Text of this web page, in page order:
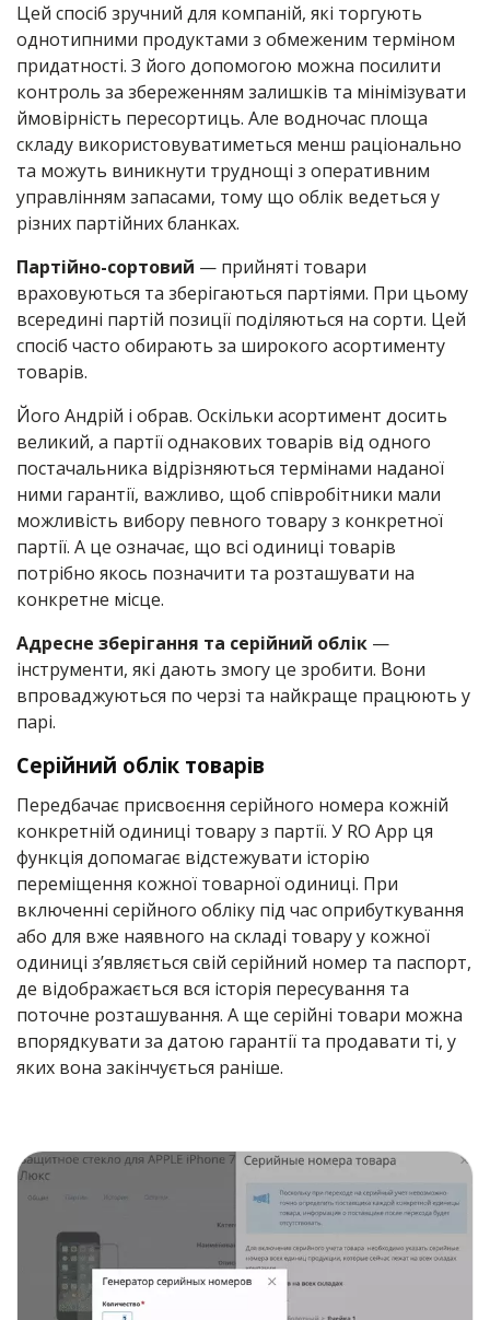
Цей спосіб зручний для компаній, які торгують
однотипними продуктами з обмеженим терміном
придатності. З його допомогою можна посилити
контроль за збереженням залишків та мінімізувати
ймовірність пересортиць. Але водночас площа
складу використовуватиметься менш раціонально
та можуть виникнути труднощі з оперативним
управлінням запасами, тому що облік ведеться у
різних партійних бланках.
Партійно-сортовий — прийняті товари
враховуються та зберігаються партіями. При цьому
всередині партій позиції поділяються на сорти. Цей
спосіб часто обирають за широкого асортименту
товарів.
Його Андрій і обрав. Оскільки асортимент досить
великий, а партії однакових товарів від одного
постачальника відрізняються термінами наданої
ними гарантії, важливо, щоб співробітники мали
можливість вибору певного товару з конкретної
партії. А це означає, що всі одиниці товарів
потрібно якось позначити та розташувати на
конкретне місце.
Адресне зберігання та серійний облік —
інструменти, які дають змогу це зробити. Вони
впроваджуються по черзі та найкраще працюють у
парі.
Серійний облік товарів
Передбачає присвоєння серійного номера кожній
конкретній одиниці товару з партії. У RO App ця
функція допомагає відстежувати історію
переміщення кожної товарної одиниці. При
включенні серійного обліку під час оприбуткування
або для вже наявного на складі товару у кожної
одиниці з’являється свій серійний номер та паспорт,
де відображається вся історія пересування та
поточне розташування. А ще серійні товари можна
впорядкувати за датою гарантії та продавати ті, у
яких вона закінчується раніше.